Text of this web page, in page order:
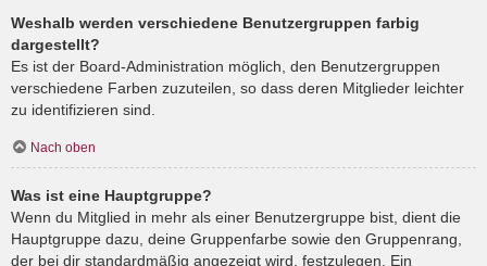
Weshalb werden verschiedene Benutzergruppen farbig
dargestellt?
Es ist der Board-Administration möglich, den Benutzergruppen
verschiedene Farben zuzuteilen, so dass deren Mitglieder leichter
zu identifizieren sind.
Nach oben
Was ist eine Hauptgruppe?
Wenn du Mitglied in mehr als einer Benutzergruppe bist, dient die
Hauptgruppe dazu, deine Gruppenfarbe sowie den Gruppenrang,
der bei dir standardmäßig angezeigt wird, festzulegen. Ein